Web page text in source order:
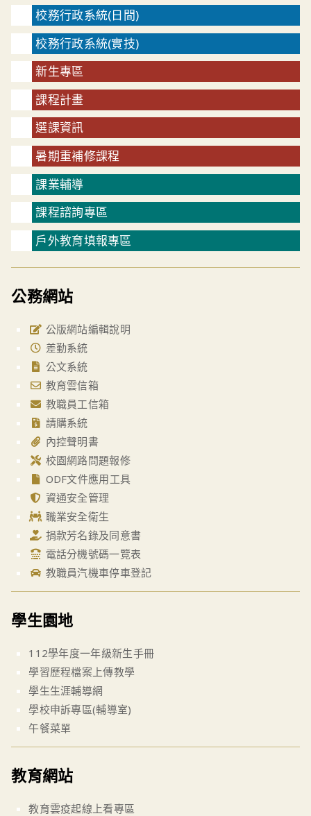
校務行政系統(日間)
校務行政系統(實技)
新生專區
課程計畫
選課資訊
暑期重補修課程
課業輔導
課程諮詢專區
戶外教育填報專區
公務網站
公版網站編輯說明
差勤系統
公文系統
教育雲信箱
教職員工信箱
請購系統
內控聲明書
校園網路問題報修
ODF文件應用工具
資通安全管理
職業安全衛生
捐款芳名錄及同意書
電話分機號碼一覽表
教職員汽機車停車登記
學生園地
112學年度一年級新生手冊
學習歷程檔案上傳教學
學生生涯輔導網
學校申訴專區(輔導室)
午餐菜單
教育網站
教育雲疫起線上看專區